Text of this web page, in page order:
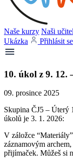
Naše kurzy Naši
Ukázka
Přihlásit se
10. úkol z 9. 12.
09. prosince 2025
Skupina ČJ5 – Úterý
úkolů je 3. 1. 2026:
V záložce
záznamovým
přijímaček. Můžeš si